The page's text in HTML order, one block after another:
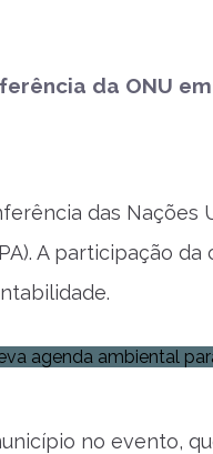
da ONU
das Nações
A participação
no evento,